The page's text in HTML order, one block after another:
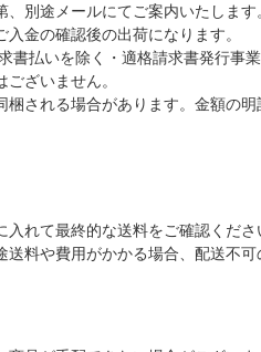
別途メールにてご案内いたします
金の確認後の出荷になります。
払いを除く・適格請求書発行事業
ざいません。
される場合があります。金額の明
れて最終的な送料をご確認くださ
料や費用がかかる場合、配送不